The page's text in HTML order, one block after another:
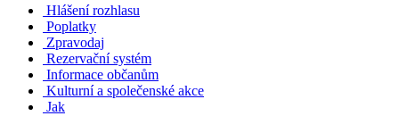
Hlášení rozhlasu
Poplatky
Zpravodaj
Rezervační systém
Informace občanům
Kulturní a společenské akce
Jak